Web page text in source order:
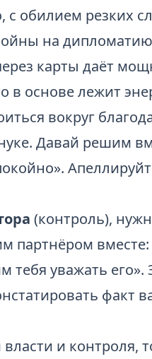
обилием резких
на
карты даёт
в основе лежит
вокруг
Давай решим
(контроль),
партнёром
уважать его».
факт
и контроля,